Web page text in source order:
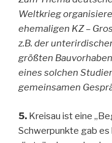
Weltkrieg
ehemaligen KZ –
z.B. der
größten
eines solchen
gemeinsamen
5. Kreisau ist eine
Schwerpunkte gab es